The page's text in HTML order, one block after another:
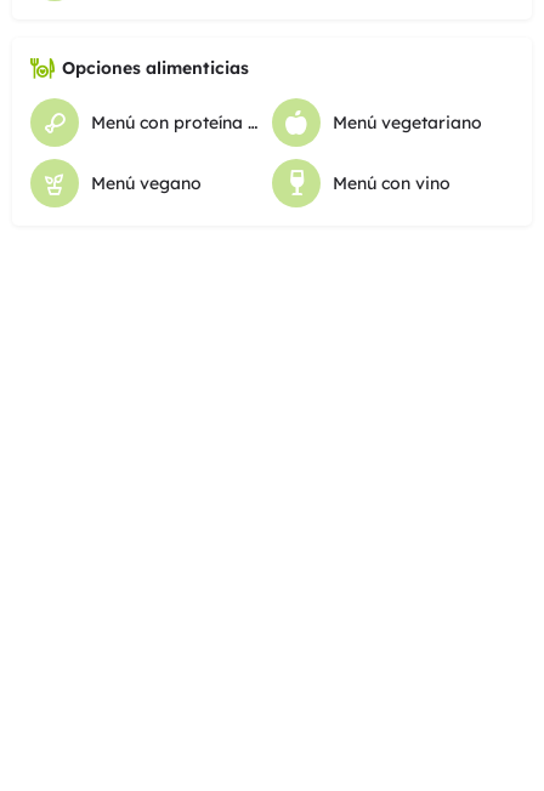
Opciones alimenticias
Menú con proteína animal Menú vegetariano
Menú vegano Menú con vino